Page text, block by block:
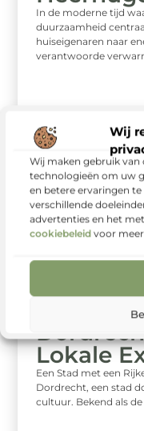
Wij
Wij maken gebruik van
technologieën om uw
en betere ervaringen
verschillende
advertenties en het
cookiebeleid voor
In de moderne tijd
duurzaamheid
huiseigenaren naar
verantwoorde
Ontdek
Lokale
Een Stad met een
Dordrecht, een stad
cultuur. Bekend als de